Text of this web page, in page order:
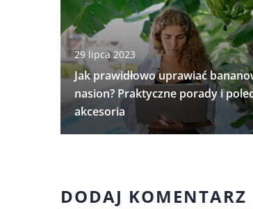
29 lipca 2023
Jak prawidłowo uprawiać
nasion? Praktyczne porady i
akcesoria
DODAJ KOMENTARZ